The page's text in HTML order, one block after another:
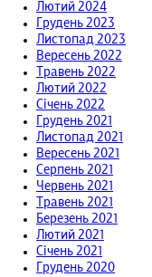
Лютий 2024
Грудень 2023
Листопад 2023
Вересень 2022
Травень 2022
Лютий 2022
Січень 2022
Грудень 2021
Листопад 2021
Вересень 2021
Серпень 2021
Червень 2021
Травень 2021
Березень 2021
Лютий 2021
Січень 2021
Грудень 2020